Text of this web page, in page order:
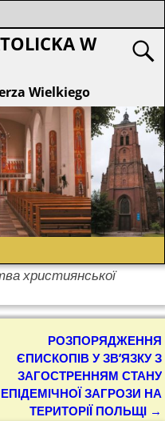
W
Wielkiego
християнської
РОЗПОРЯДЖЕННЯ
ЄПИСКОПІВ У ЗВ’ЯЗКУ З
ЗАГОСТРЕННЯМ СТАНУ
ЕПІДЕМІЧНОЇ ЗАГРОЗИ НА
ТЕРИТОРІЇ ПОЛЬЩІ →